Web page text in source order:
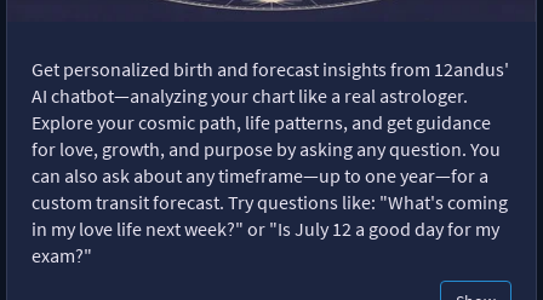
Get personalized birth and forecast insights from 12andus'
AI chatbot—analyzing your chart like a real astrologer.
Explore your cosmic path, life patterns, and get guidance
for love, growth, and purpose by asking any question. You
can also ask about any timeframe—up to one year—for a
custom transit forecast. Try questions like: "What's coming
in my love life next week?" or "Is July 12 a good day for my
exam?"